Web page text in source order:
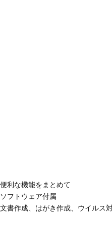
便利な機能をまとめて
ソフトウェア付属
文書作成、はがき作成、ウイルス